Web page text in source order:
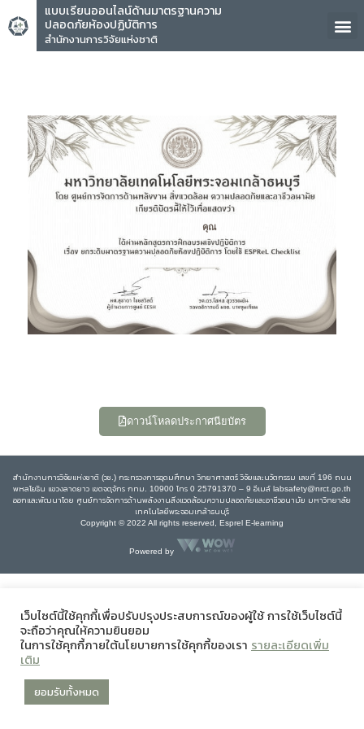
แบบเรียนออนไลน์ด้านมาตรฐานความ
ปลอดภัยห้องปฏิบัติการ
สำนักงานการวิจัยแห่งชาติ
คุณ
ดาวน์โหลดประกาศนียบัตร
สำนักงานการวิจัยแห่งชาติ (วช.) กระทรวงการอุดมศึกษา วิทยาศาสตร์ วิจัยและนวัตกรรม เลขที่ 196 ถนน
พหลโยธิน แขวงลาดยาว เขตจตุจักร กทม. 10900 โทร 0 25791370 – 9 อีเมล์ labsafety@nrct.go.th
ออกและพัฒนาโดย ศูนย์การจัดการด้านพลังงานสิ่งแวดล้อมความปลอดภัยและอาชีวอนามัย มหาวิทยาลัย
เทคโนโลยีพระจอมเกล้าธนบุรี
Copyright © 2022 All rights reserved, Esprel E-learning
Powered by
เว็บไซต์นี้ใช้คุกกี้เพื่อปรับปรุงประสบการณ์ของผู้ใช้ การใช้เว็บไซต์นี้
จะถือว่าคุณให้ความยินยอม
ในการใช้คุกกี้ภายใต้นโยบายการใช้คุกกี้ของเรา รายละเอียดเพิ่ม
เติม
ยอมรับทั้งหมด